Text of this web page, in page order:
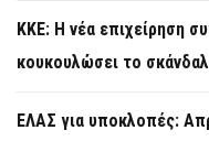
KKE: Η νέα επιχείρηση
κουκουλώσει το
ΕΛΑΣ για υποκλοπές: